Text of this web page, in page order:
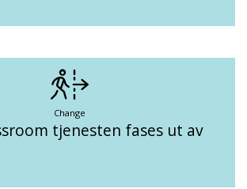
Change
tjenesten fases ut av